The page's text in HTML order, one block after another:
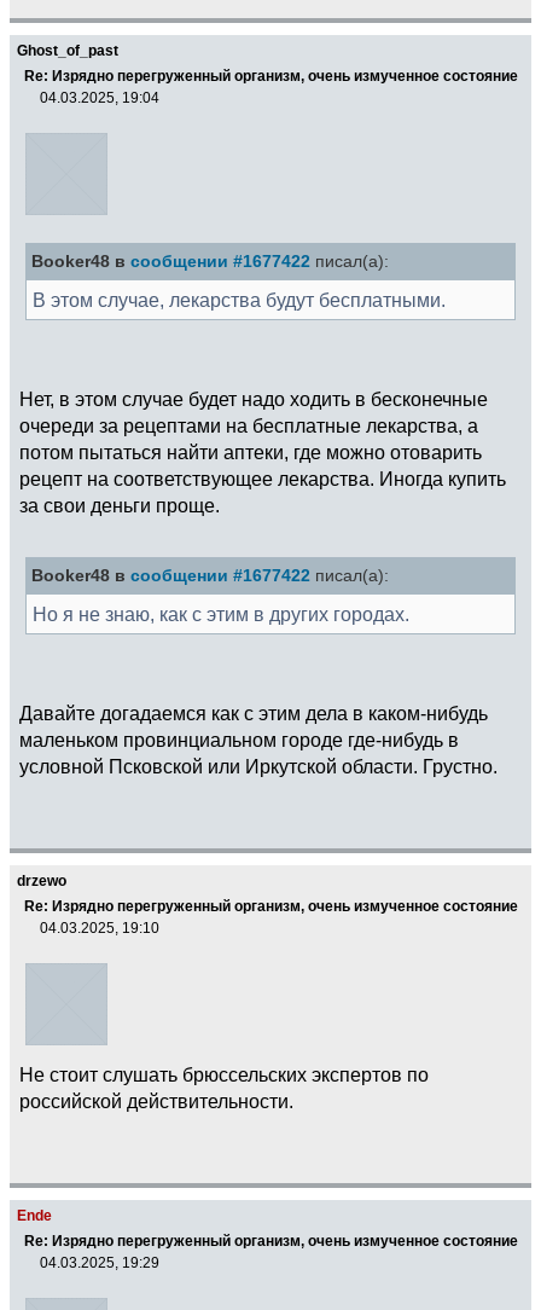
Ghost_of_past
Re: Изрядно перегруженный организм, очень измученное состояние
04.03.2025, 19:04
Booker48 в сообщении #1677422 писал(а):
В этом случае, лекарства будут бесплатными.
Нет, в этом случае будет надо ходить в бесконечные
очереди за рецептами на бесплатные лекарства, а
потом пытаться найти аптеки, где можно отоварить
рецепт на соответствующее лекарства. Иногда купить
за свои деньги проще.
Booker48 в сообщении #1677422 писал(а):
Но я не знаю, как с этим в других городах.
Давайте догадаемся как с этим дела в каком-нибудь
маленьком провинциальном городе где-нибудь в
условной Псковской или Иркутской области. Грустно.
drzewo
Re: Изрядно перегруженный организм, очень измученное состояние
04.03.2025, 19:10
Не стоит слушать брюссельских экспертов по
российской действительности.
Ende
Re: Изрядно перегруженный организм, очень измученное состояние
04.03.2025, 19:29